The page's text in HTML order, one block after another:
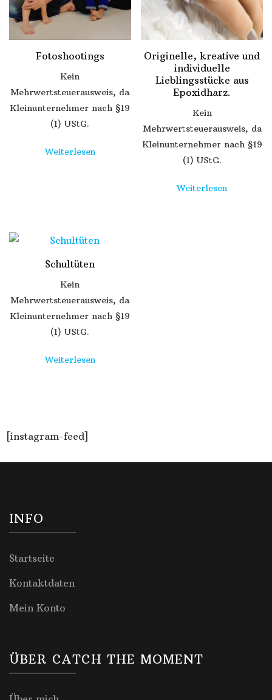
Fotoshootings
Kein
Mehrwertsteuerausweis, da
Kleinunternehmer nach §19
(1) UStG.
Weiterlesen
Originelle, kreative und
individuelle
Lieblingsstücke aus
Epoxidharz.
Kein
Mehrwertsteuerausweis, da
Kleinunternehmer nach §19
(1) UStG.
Weiterlesen
Schultüten
Kein
Mehrwertsteuerausweis, da
Kleinunternehmer nach §19
(1) UStG.
Weiterlesen
[instagram-feed]
INFO
Startseite
Kontaktdaten
Mein Konto
ÜBER CATCH THE MOMENT